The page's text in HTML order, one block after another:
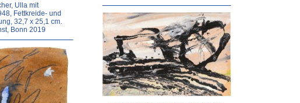
Ulla mit
Fettkreide- und
32,7 x 25,1 cm.
Bonn 2019